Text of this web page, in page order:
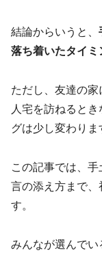
結論からいうと、
落ち着いたタイミ
ただし、友達の
人宅を訪ねると
グは少し変わりま
この記事では、
言の添え方まで、
す。
みんなが選んで